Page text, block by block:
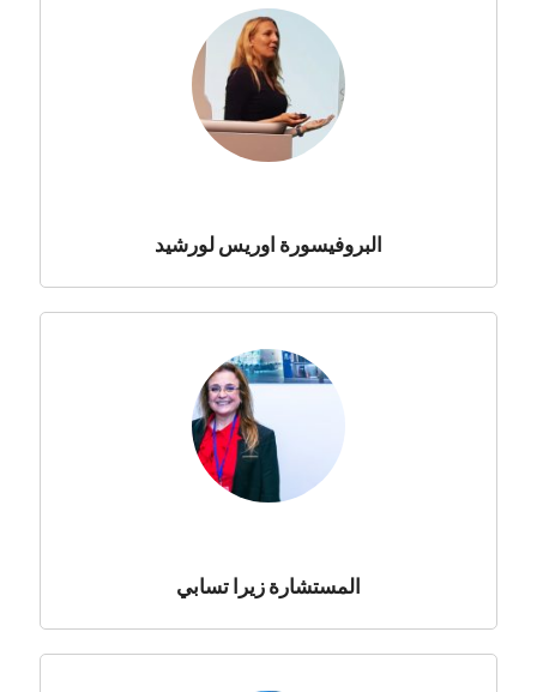
البروفيسورة اوريس لورشيد
المستشارة زيرا تسابي